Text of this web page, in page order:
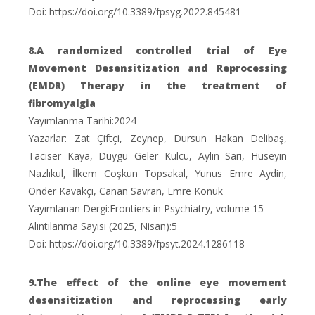
Doi: https://doi.org/10.3389/fpsyg.2022.845481
8.A randomized controlled trial of Eye
Movement Desensitization and Reprocessing
(EMDR) Therapy in the treatment of
fibromyalgia
Yayımlanma Tarihi:2024
Yazarlar: Zat Çiftçi, Zeynep, Dursun Hakan Delibaş,
Taciser Kaya, Duygu Geler Külcü, Aylin Sarı, Hüseyin
Nazlıkul, İlkem Coşkun Topsakal, Yunus Emre Aydin,
Önder Kavakçı, Canan Savran, Emre Konuk
Yayımlanan Dergi:Frontiers in Psychiatry, volume 15
Alıntılanma Sayısı (2025, Nisan):5
Doi: https://doi.org/10.3389/fpsyt.2024.1286118
9.The effect of the online eye movement
desensitization and reprocessing early